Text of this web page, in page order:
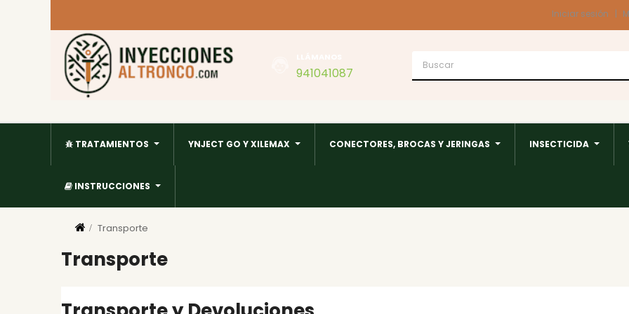
Iniciar sesión
941041087
TRATAMIENTOS YNJECT GO Y XILEMAX CONECTORES, BROCAS Y JERINGAS INSECTICIDA
INSTRUCCIONES
Transporte
Transporte